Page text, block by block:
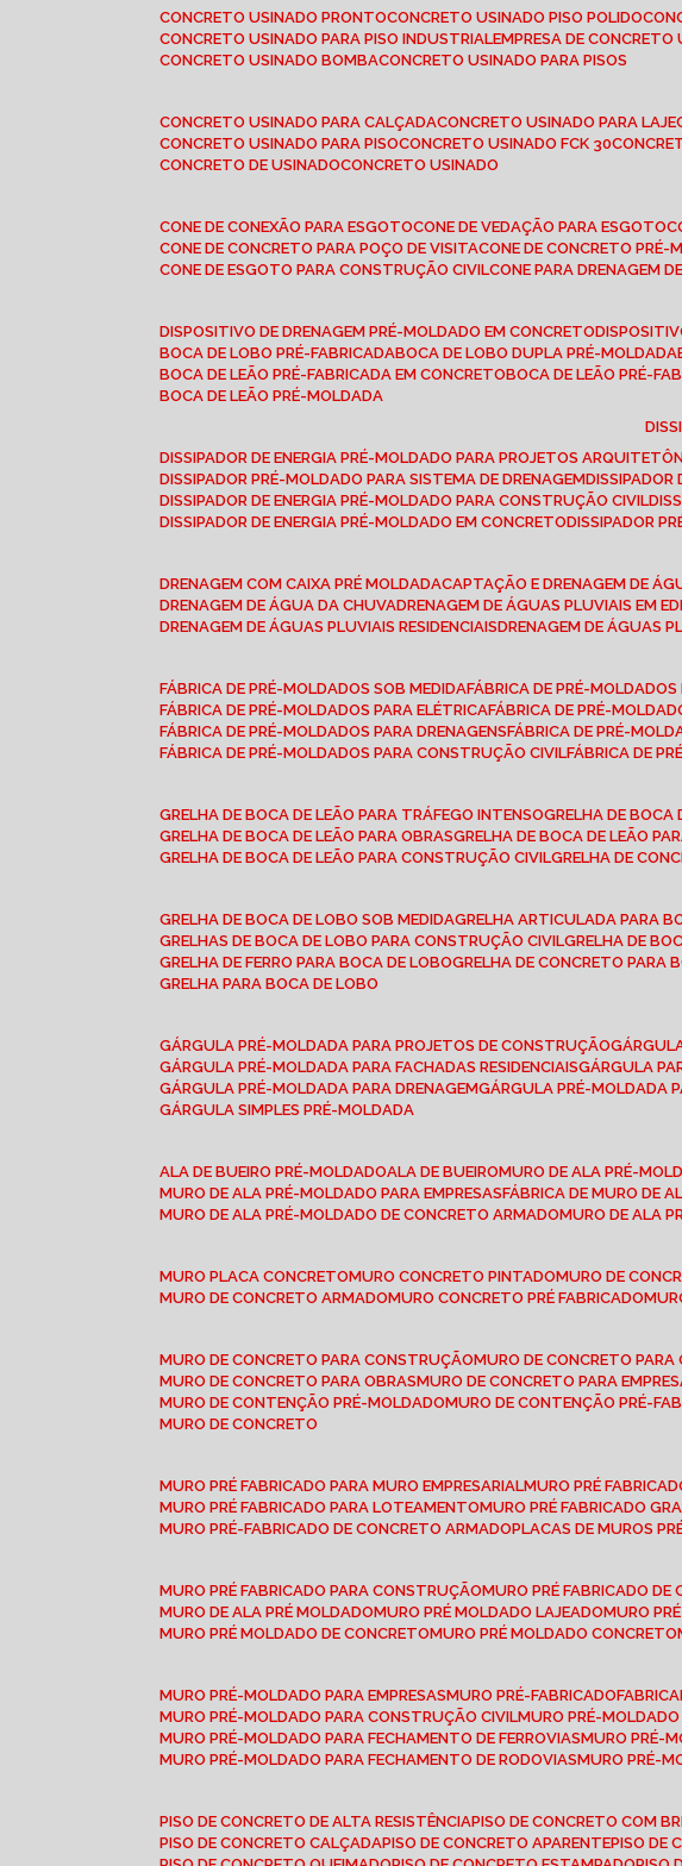
CONCRETO USINADO PRONTO CONCRETO USINADO PISO POLIDO
CONCRETO USINADO PARA PISO INDUSTRIAL EMPRESA DE
CONCRETO USINADO BOMBA CONCRETO USINADO PARA PISOS
CONCRETO USINADO PARA CALÇADA CONCRETO USINADO PARA LAJE
CONCRETO USINADO PARA PISO CONCRETO USINADO FCK 30
CONCRETO DE USINADO CONCRETO USINADO
CONE DE CONEXÃO PARA ESGOTO CONE DE VEDAÇÃO PARA ESGOTO
CONE DE CONCRETO PARA POÇO DE VISITA CONE DE CONCRETO
CONE DE ESGOTO PARA CONSTRUÇÃO CIVIL CONE PARA DRENAGEM
DISPOSITIVO DE DRENAGEM PRÉ-MOLDADO EM CONCRETO
BOCA DE LOBO PRÉ-FABRICADA BOCA DE LOBO DUPLA PRÉ-MOLDADA
BOCA DE LEÃO PRÉ-FABRICADA EM CONCRETO BOCA DE LEÃO PRÉ-
BOCA DE LEÃO PRÉ-MOLDADA
DISSIPADOR DE ENERGIA PRÉ-MOLDADO PARA PROJETOS
DISSIPADOR PRÉ-MOLDADO PARA SISTEMA DE DRENAGEM
DISSIPADOR DE ENERGIA PRÉ-MOLDADO PARA CONSTRUÇÃO CIVIL
DISSIPADOR DE ENERGIA PRÉ-MOLDADO EM CONCRETO DISSIPADOR
DRENAGEM COM CAIXA PRÉ MOLDADA CAPTAÇÃO E DRENAGEM DE
DRENAGEM DE ÁGUA DA CHUVA DRENAGEM DE ÁGUAS PLUVIAIS EM
DRENAGEM DE ÁGUAS PLUVIAIS RESIDENCIAIS DRENAGEM DE ÁGUAS
FÁBRICA DE PRÉ-MOLDADOS SOB MEDIDA FÁBRICA DE PRÉ-
FÁBRICA DE PRÉ-MOLDADOS PARA ELÉTRICA FÁBRICA DE PRÉ-
FÁBRICA DE PRÉ-MOLDADOS PARA DRENAGENS FÁBRICA DE PRÉ-
FÁBRICA DE PRÉ-MOLDADOS PARA CONSTRUÇÃO CIVIL FÁBRICA DE
GRELHA DE BOCA DE LEÃO PARA TRÁFEGO INTENSO
GRELHA DE
GRELHA DE BOCA DE LEÃO PARA OBRAS
GRELHA DE BOCA DE LEÃO
GRELHA DE BOCA DE LEÃO PARA CONSTRUÇÃO CIVIL
GRELHA DE
GRELHA DE BOCA DE LOBO SOB MEDIDA
GRELHA ARTICULADA PARA
GRELHAS DE BOCA DE LOBO PARA CONSTRUÇÃO CIVIL
GRELHA DE
GRELHA DE FERRO PARA BOCA DE LOBO
GRELHA DE CONCRETO PARA
GRELHA PARA BOCA DE LOBO
GÁRGULA PRÉ-MOLDADA PARA PROJETOS DE CONSTRUÇÃO
GÁRGULA PRÉ-MOLDADA PARA FACHADAS RESIDENCIAIS
GÁRGULA
GÁRGULA PRÉ-MOLDADA PARA DRENAGEM
GÁRGULA PRÉ-MOLDADA
GÁRGULA SIMPLES PRÉ-MOLDADA
ALA DE BUEIRO PRÉ-MOLDADO ALA DE BUEIRO MURO DE ALA PRÉ-
MURO DE ALA PRÉ-MOLDADO PARA EMPRESAS FÁBRICA DE MURO DE
MURO DE ALA PRÉ-MOLDADO DE CONCRETO ARMADO
MURO DE ALA
MURO PLACA CONCRETO
MURO CONCRETO PINTADO MURO DE
MURO DE CONCRETO ARMADO
MURO CONCRETO PRÉ FABRICADO
MURO DE CONCRETO PARA CONSTRUÇÃO
MURO DE CONCRETO
MURO DE CONCRETO PARA OBRAS
MURO DE CONCRETO PARA
MURO DE CONTENÇÃO PRÉ-MOLDADO
MURO DE CONTENÇÃO PRÉ-
MURO DE CONCRETO
MURO PRÉ FABRICADO PARA MURO EMPRESARIAL
MURO PRÉ
MURO PRÉ FABRICADO PARA LOTEAMENTO
MURO PRÉ FABRICADO
MURO PRÉ-FABRICADO DE CONCRETO ARMADO PLACAS DE MUROS
MURO PRÉ FABRICADO PARA CONSTRUÇÃO
MURO PRÉ FABRICADO
MURO DE ALA PRÉ MOLDADO
MURO PRÉ MOLDADO LAJEADO MURO
MURO PRÉ MOLDADO DE CONCRETO
MURO PRÉ MOLDADO CONCRETO
MURO PRÉ-MOLDADO PARA EMPRESAS
MURO PRÉ-FABRICADO
MURO PRÉ-MOLDADO PARA CONSTRUÇÃO CIVIL
MURO PRÉ-
MURO PRÉ-MOLDADO PARA FECHAMENTO DE FERROVIAS
MURO PRÉ-
MURO PRÉ-MOLDADO PARA FECHAMENTO DE RODOVIAS
MURO PRÉ-
PISO DE CONCRETO DE ALTA RESISTÊNCIA PISO DE CONCRETO COM
PISO DE CONCRETO CALÇADA PISO DE CONCRETO APARENTE PISO